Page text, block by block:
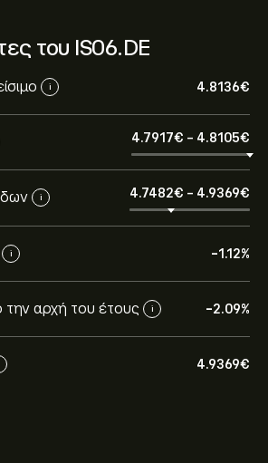
του IS06.DE
i 4.8136‎€‎
4.7917‎€‎ - 4.8105‎€‎
i 4.7482‎€‎ - 4.9369‎€‎
i -1.12%
την αρχή του έτους i -2.09%
4.9369‎€‎